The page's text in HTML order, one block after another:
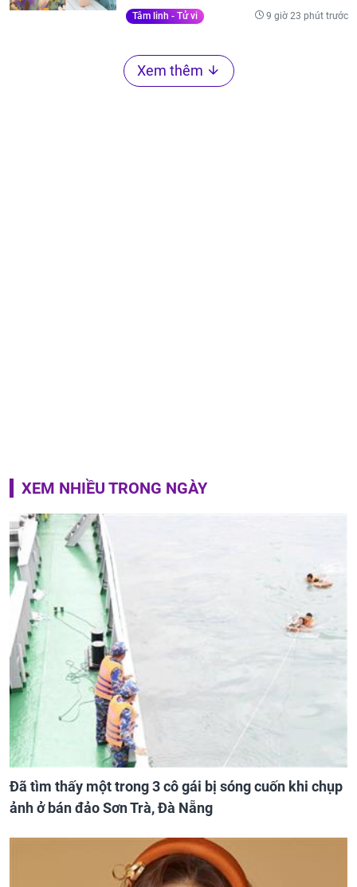
Tâm linh - Tử vi 9 giờ 23 phút trước
Xem thêm
XEM NHIỀU TRONG NGÀY
Đã tìm thấy một trong 3 cô gái bị sóng cuốn khi chụp
ảnh ở bán đảo Sơn Trà, Đà Nẵng